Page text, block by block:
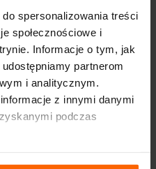
spersonalizowania treści
społecznościowe i
Informacje o tym, jak
partnerom
i analitycznym.
z innymi danymi
podczas